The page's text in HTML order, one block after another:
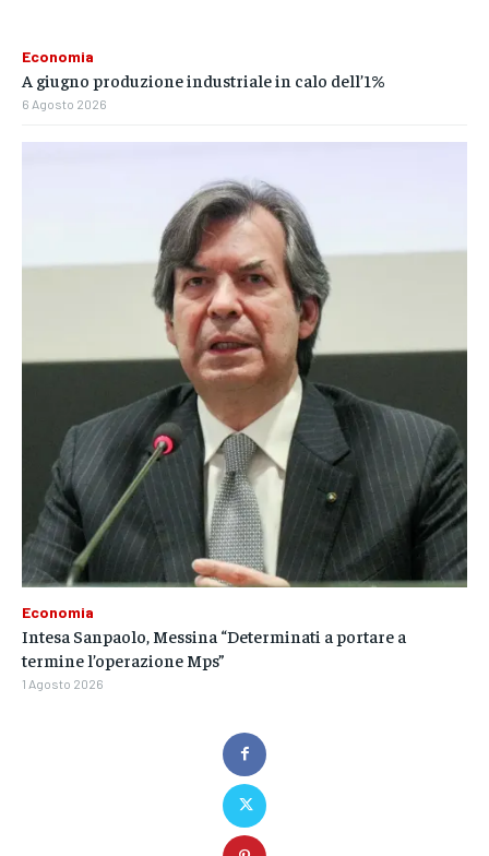
Economia
A giugno produzione industriale in calo dell’1%
6 Agosto 2026
Economia
Intesa Sanpaolo, Messina “Determinati a portare a
termine l’operazione Mps”
1 Agosto 2026